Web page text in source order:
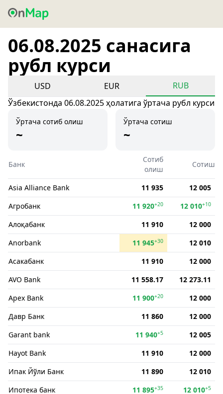
06.08.2025 санасига
рубл курси
USD EUR
RUB
Ўзбекистонда 06.08.2025 ҳолатига ўртача рубл курси
Ўртача сотиб олиш
~
Ўртача сотиш
~
Банк
Сотиб
олиш
Сотиш
Asia Alliance Bank 11 935
12 005
Агробанк
11 920+20 12 010+10
Алоқабанк 11 910
12 000
Anorbank
11 945+30
12 010
Асакабанк
11 910
12 000
AVO Bank
11 558.17
12 273.11
Apex Bank
11 900+20
12 000
Давр Банк
11 860
12 000
Garant bank
11 940+5
12 005
Hayot Bank
11 910
12 000
Ипак Йўли Банк
11 890
12 010
Ипотека банк
11 895+35 12 010+5